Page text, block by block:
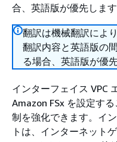
合、英語版が優先します
翻訳は機械翻訳によ
翻訳内容と英語版の
る場合、英語版が優先
インターフェイス VPC
Amazon FSx を設定す
制を強化できます。イ
トは、インターネット